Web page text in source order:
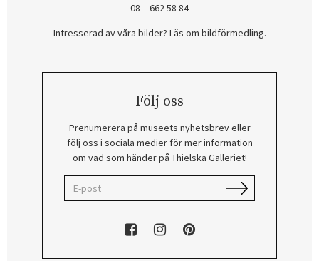
08 – 662 58 84
Intresserad av våra bilder? Läs om bildförmedling.
Följ oss
Prenumerera på museets nyhetsbrev eller
följ oss i sociala medier för mer information
om vad som händer på Thielska Galleriet!